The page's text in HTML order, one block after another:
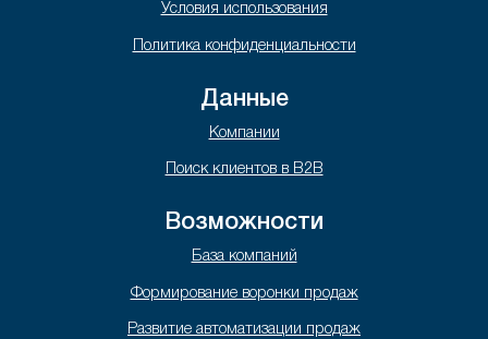
Условия использования
Политика конфиденциальности
Данные
Компании
Поиск клиентов в B2B
Возможности
База компаний
Формирование воронки продаж
Развитие автоматизации продаж